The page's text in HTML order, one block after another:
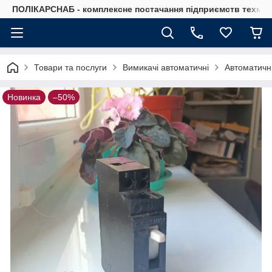
ПОЛІКАРСНАБ - комплексне постачання підприємств
Товари та послуги Вимикачі автоматичні
Новинка –50%